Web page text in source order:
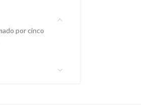
por cinco